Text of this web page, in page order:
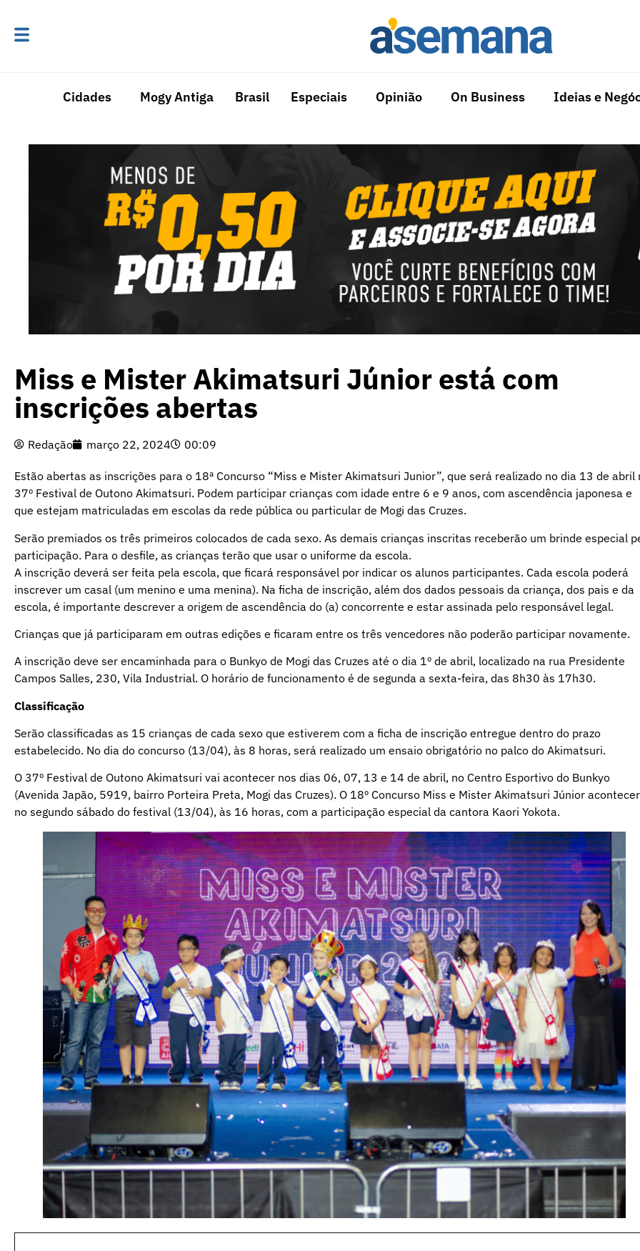
Cidades Mogy Antiga Brasil Especiais Opinião On Business Ideias e
Miss e Mister Akimatsuri Júnior está com
inscrições abertas
Redação março 22, 2024 00:09
Estão abertas as inscrições para o 18ª Concurso “Miss e Mister Akimatsuri Junior”, que será realizado no dia 13 de abril
37º Festival de Outono Akimatsuri. Podem participar crianças com idade entre 6 e 9 anos, com ascendência japonesa e
que estejam matriculadas em escolas da rede pública ou particular de Mogi das Cruzes.
Serão premiados os três primeiros colocados de cada sexo. As demais crianças inscritas receberão um brinde especial
participação. Para o desfile, as crianças terão que usar o uniforme da escola.
A inscrição deverá ser feita pela escola, que ficará responsável por indicar os alunos participantes. Cada escola poderá
inscrever um casal (um menino e uma menina). Na ficha de inscrição, além dos dados pessoais da criança, dos pais e da
escola, é importante descrever a origem de ascendência do (a) concorrente e estar assinada pelo responsável legal.
Crianças que já participaram em outras edições e ficaram entre os três vencedores não poderão participar novamente.
A inscrição deve ser encaminhada para o Bunkyo de Mogi das Cruzes até o dia 1º de abril, localizado na rua Presidente
Campos Salles, 230, Vila Industrial. O horário de funcionamento é de segunda a sexta-feira, das 8h30 às 17h30.
Classificação
Serão classificadas as 15 crianças de cada sexo que estiverem com a ficha de inscrição entregue dentro do prazo
estabelecido. No dia do concurso (13/04), às 8 horas, será realizado um ensaio obrigatório no palco do Akimatsuri.
O 37º Festival de Outono Akimatsuri vai acontecer nos dias 06, 07, 13 e 14 de abril, no Centro Esportivo do Bunkyo
(Avenida Japão, 5919, bairro Porteira Preta, Mogi das Cruzes). O 18º Concurso Miss e Mister Akimatsuri Júnior
no segundo sábado do festival (13/04), às 16 horas, com a participação especial da cantora Kaori Yokota.